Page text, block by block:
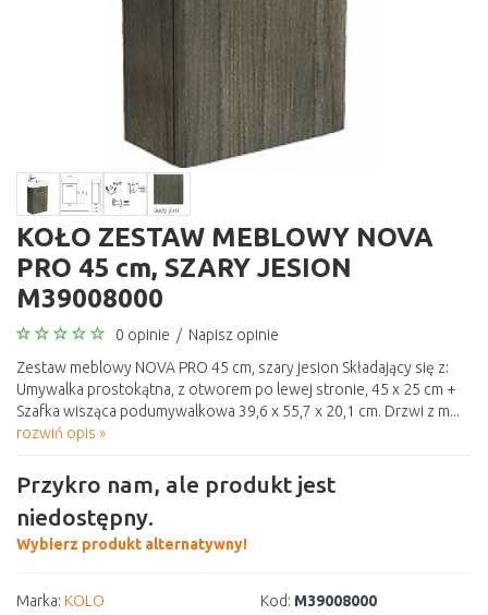
KOŁO ZESTAW MEBLOWY NOVA
PRO 45 cm, SZARY JESION
M39008000
0 opinie / Napisz opinie
Zestaw meblowy NOVA PRO 45 cm, szary jesion Składający się z:
Umywalka prostokątna, z otworem po lewej stronie, 45 x 25 cm +
Szafka wisząca podumywalkowa 39,6 x 55,7 x 20,1 cm. Drzwi z m...
rozwiń opis »
Przykro nam, ale produkt jest
niedostępny.
Wybierz produkt alternatywny!
Marka: KOLO Kod: M39008000